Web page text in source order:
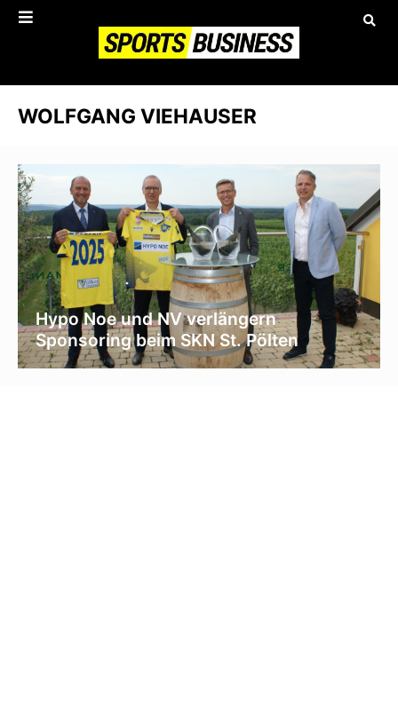
WOLFGANG VIEHAUSER
Hypo Noe und NV verlängern
Sponsoring beim SKN St. Pölten